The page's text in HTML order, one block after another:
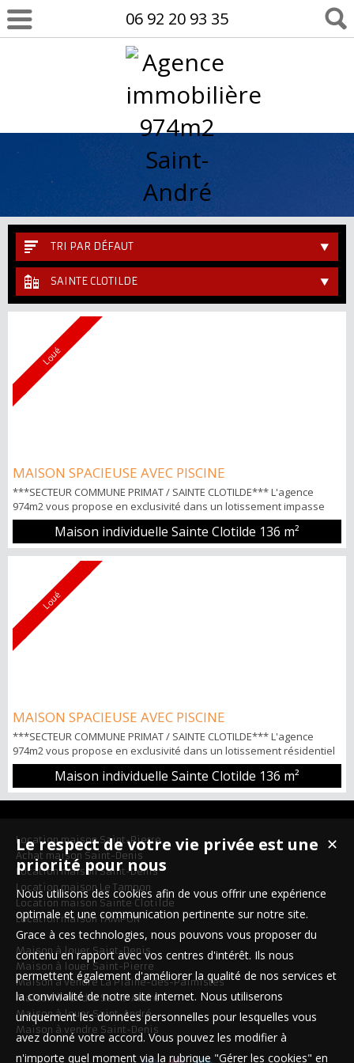
06 92 20 93 35
TRI PAR DÉFAUT
SAINTE CLOTILDE
Loué
MAISON SPACIEUSE AVEC PISCINE
***SECTEUR COMMUNE PRIMAT / SAINTE CLOTILDE*** L'agence
974m2 vous propose en exclusivité dans un lotissement impasse
Triolet, une maison individuelle T5 de 136m2 comprenant: -RDC: Une
entrée, un séjour donnant sur une varangue, une cuisine
aménagée - équipée et séparée , une chambre, et une salle d'eau
avec WC. -R+1: Trois chambres, un espace bureau ou jeux, une salle
de bain et WC sépa...
Maison individuelle Sainte Clotilde 136 m²
Loué
MAISON SPACIEUSE AVEC PISCINE
***SECTEUR COMMUNE PRIMAT / SAINTE CLOTILDE*** L'agence
974m2 vous propose en exclusivité dans un lotissement résidentiel
Impasse Triolet, une maison individuelle T5 de 136m2 comprenant: -
RDC: Une entrée, un séjour donnant sur une varangue, une cuisine
aménagée - équipée et séparée , une chambre, et une salle d'eau
Maison individuelle Sainte Clotilde 136 m²
Location maison Saint-Pierre
Achat maison Saint-Denis
Location maison Saint-Denis
Location maison Le Tampon
Location maison Sainte Clotilde
Location maison TAMPON
Maison à louer Saint-Denis
Maison à louer Saint-Pierre
Maison à vendre La Plaine-des-Palmistes
Maison à vendre Saint-André
Maison à louer Saint-André
Maison à vendre Saint-Denis
✕
Le respect de votre vie privée est une
priorité pour nous
Nous utilisons des cookies afin de vous offrir une expérience
optimale et une communication pertinente sur notre site.
Grace à ces technologies, nous pouvons vous proposer du
contenu en rapport avec vos centres d'intérêt. Ils nous
permettent également d'améliorer la qualité de nos services et
la convivialité de notre site internet. Nous utiliserons
uniquement les données personnelles pour lesquelles vous
avez donné votre accord. Vous pouvez les modifier à
n'importe quel moment via la rubrique "Gérer les cookies" en